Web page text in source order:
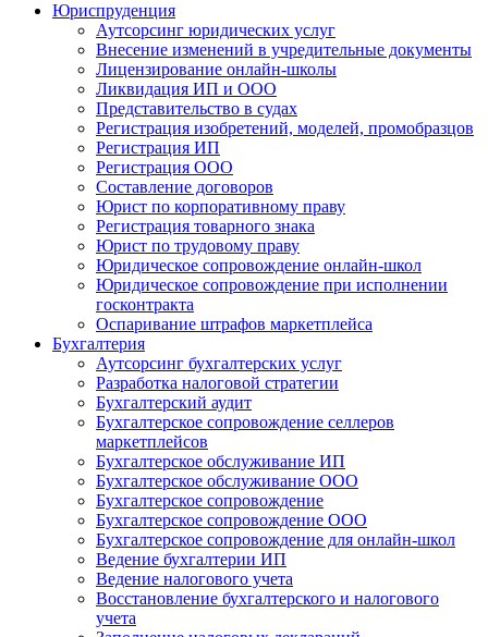
Юриспруденция
Аутсорсинг юридических услуг
Внесение изменений в учредительные документы
Лицензирование онлайн-школы
Ликвидация ИП и ООО
Представительство в судах
Регистрация изобретений, моделей, промобразцов
Регистрация ИП
Регистрация ООО
Составление договоров
Юрист по корпоративному праву
Регистрация товарного знака
Юрист по трудовому праву
Юридическое сопровождение онлайн-школ
Юридическое сопровождение при исполнении
госконтракта
Оспаривание штрафов маркетплейса
Бухгалтерия
Аутсорсинг бухгалтерских услуг
Разработка налоговой стратегии
Бухгалтерский аудит
Бухгалтерское сопровождение селлеров
маркетплейсов
Бухгалтерское обслуживание ИП
Бухгалтерское обслуживание ООО
Бухгалтерское сопровождение
Бухгалтерское сопровождение ООО
Бухгалтерское сопровождение для онлайн-школ
Ведение бухгалтерии ИП
Ведение налогового учета
Восстановление бухгалтерского и налогового
учета